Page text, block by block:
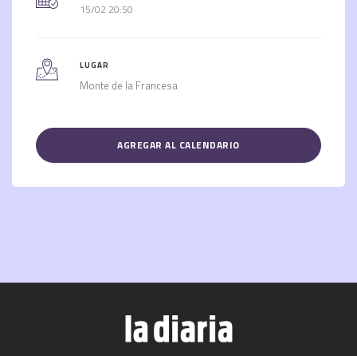
15/02 20:50
LUGAR
Monte de la Francesa
AGREGAR AL CALENDARIO